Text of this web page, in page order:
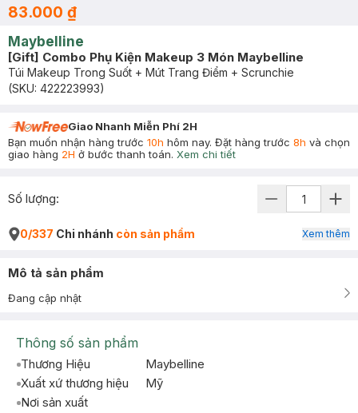
83.000 ₫
Maybelline
[Gift] Combo Phụ Kiện Makeup 3 Món Maybelline
Túi Makeup Trong Suốt + Mút Trang Điểm + Scrunchie
(SKU: 422223993)
Giao Nhanh Miễn Phí 2H
Bạn muốn nhận hàng trước 10h hôm nay. Đặt hàng trước 8h và chọn
giao hàng 2H ở bước thanh toán. Xem chi tiết
Số lượng:
0/337 Chi nhánh còn sản phẩm Xem thêm
Mô tả sản phẩm
Đang cập nhật
Thông số sản phẩm
Thương Hiệu
Maybelline
Xuất xứ thương hiệu
Mỹ
Nơi sản xuất